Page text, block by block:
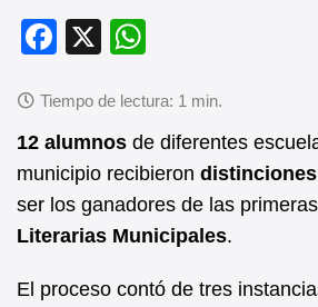
F
c
e
b
o
o
k
X
at
s
A
p
p
12 alumnos de diferentes
municipio recibieron distinciones
ser los ganadores de las primeras
Literarias Municipales.
El proceso contó de tres